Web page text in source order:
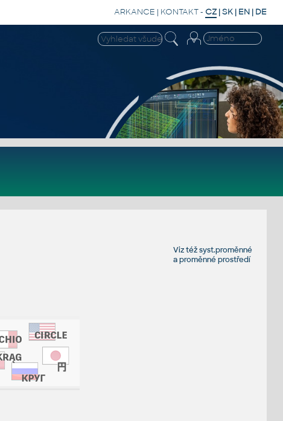
ARKANCE | KONTAKT- CZ |SK | EN | DE
Viz téžsyst.proměnné
aproměnné prostředí